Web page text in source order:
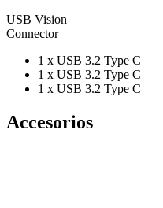
USB Vision
Connector
1 x USB 3.2 Type C
1 x USB 3.2 Type C
1 x USB 3.2 Type C
Accesorios